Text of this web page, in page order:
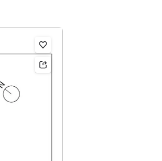
Legg til som favoritt.